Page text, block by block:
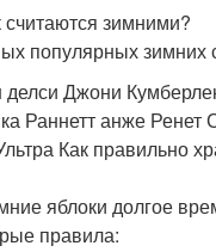
считаются зимними?
популярных зимних
делси Джони
Раннетт анже Ренет
Как правильно
яблоки долгое
правила: